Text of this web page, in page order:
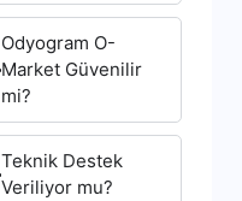
Odyogram O-
Market Güvenilir
mi?
Teknik Destek
Veriliyor mu?